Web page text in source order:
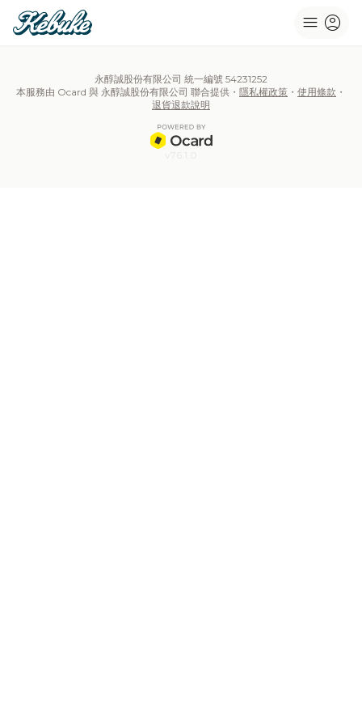
menu account_circle
永醇誠股份有限公司 統一編號 54231252
本服務由 Ocard 與 永醇誠股份有限公司 聯合提供・ 隱私權政策 ・ 使用條款 ・
退貨退款說明